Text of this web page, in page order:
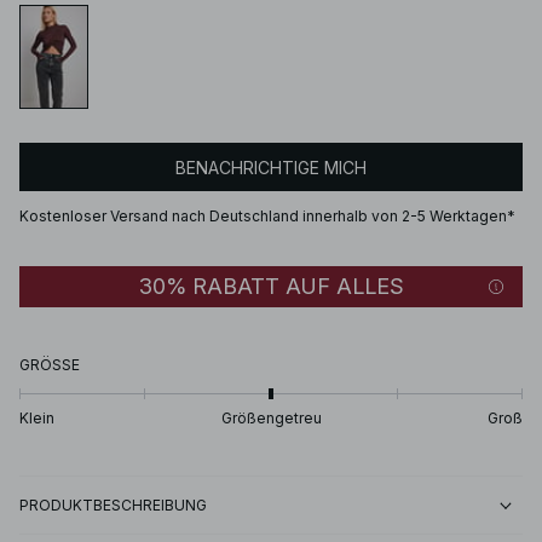
BENACHRICHTIGE MICH
Kostenloser Versand nach Deutschland innerhalb von 2-5 Werktagen*
30% RABATT AUF ALLES
GRÖSSE
Klein Größengetreu Groß
PRODUKTBESCHREIBUNG